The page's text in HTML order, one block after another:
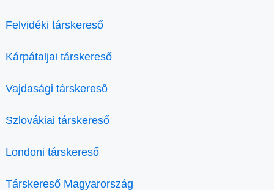
Felvidéki társkereső
Kárpátaljai társkereső
Vajdasági társkereső
Szlovákiai társkereső
Londoni társkereső
Társkereső Magyarország